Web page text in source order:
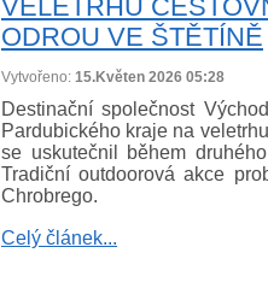
VELETRHU
ODROU VE ŠTĚTÍNĚ
Vytvořeno: 15.Květen 2026 05:28
Destinační společnost
Pardubického kraje na
se uskutečnil během
Tradiční outdoorová akce
Chrobrego.
Celý článek...